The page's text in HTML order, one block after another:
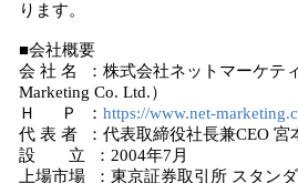
ります。
■会社概要
会 社 名 ：株式会社ネットマーケテ
Marketing Co. Ltd.）
Ｈ Ｐ ： https://www.net-
代 表 者 ：代表取締役社長兼CEO 宮
設 立 ：2004年7月
上場市場 ：東京証券取引所 スタン